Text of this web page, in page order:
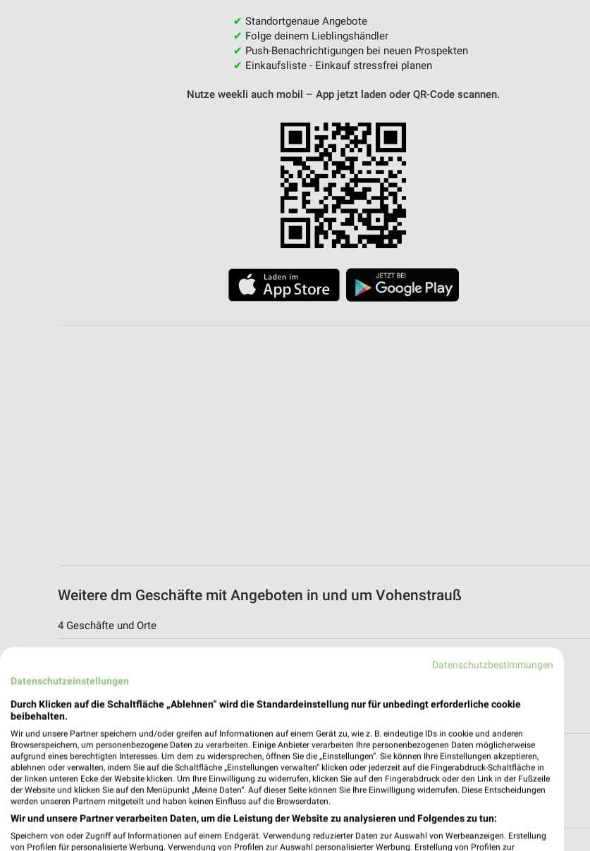
✔ Standortgenaue Angebote
✔ Folge deinem Lieblingshändler
✔ Push-Benachrichtigungen bei neuen Prospekten
✔ Einkaufsliste - Einkauf stressfrei planen
Nutze weekli auch mobil – App jetzt laden oder QR-Code scannen.
Weitere dm Geschäfte mit Angeboten in und um Vohenstrauß
4 Geschäfte und Orte
Weiden i.d.OPf., Deutschland
329,44 km
dm
Max-Reger-Straße 7-7a
92637 Weiden i.d.OPf.
328,15 km
Datenschutzbestimmungen
Datenschutzeinstellungen
Durch Klicken auf die Schaltfläche „Ablehnen“ wird die Standardeinstellung nur für unbedingt erforderliche cookie
beibehalten.
Wir und unsere Partner speichern und/oder greifen auf Informationen auf einem Gerät zu, wie z. B. eindeutige IDs in cookie und anderen
Browserspeichern, um personenbezogene Daten zu verarbeiten. Einige Anbieter verarbeiten Ihre personenbezogenen Daten möglicherweise
aufgrund eines berechtigten Interesses. Um dem zu widersprechen, öffnen Sie die „Einstellungen“. Sie können Ihre Einstellungen akzeptieren,
ablehnen oder verwalten, indem Sie auf die Schaltfläche „Einstellungen verwalten“ klicken oder jederzeit auf die Fingerabdruck-Schaltfläche in
der linken unteren Ecke der Website klicken. Um Ihre Einwilligung zu widerrufen, klicken Sie auf den Fingerabdruck oder den Link in der Fußzeile
der Website und klicken Sie auf den Menüpunkt „Meine Daten“. Auf dieser Seite können Sie Ihre Einwilligung widerrufen. Diese Entscheidungen
werden unseren Partnern mitgeteilt und haben keinen Einfluss auf die Browserdaten.
Wir und unsere Partner verarbeiten Daten, um die Leistung der Website zu analysieren und Folgendes zu tun:
Speichern von oder Zugriff auf Informationen auf einem Endgerät. Verwendung reduzierter Daten zur Auswahl von Werbeanzeigen. Erstellung
von Profilen für personalisierte Werbung. Verwendung von Profilen zur Auswahl personalisierter Werbung. Erstellung von Profilen zur